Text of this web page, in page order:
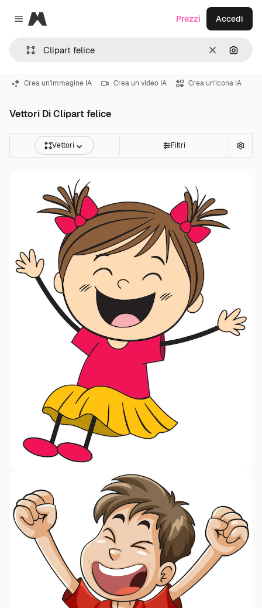
Close menu
Magnific
CancellaCerca
Prezzi Accedi
Crea un'immagine IA Crea un video IA Crea un'icona IA
Vettori Di Clipart felice
Vettori Filtri